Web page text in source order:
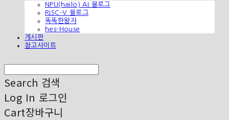
NPU(hailo) AI 블로그
RISC-V 블로그
똑똑한왕자
hes-House
게시판
참고사이트
Search 검색
Log In 로그인
Cart장바구니